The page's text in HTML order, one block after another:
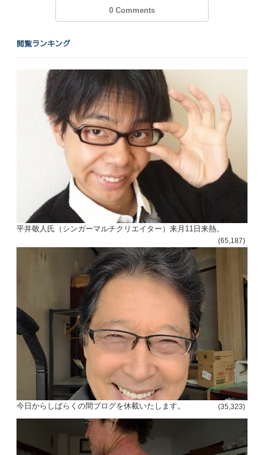
0 Comments
閲覧ランキング
平井敬人氏（シンガーマルチクリエイター）来月11日来熱。
(65,187)
今日からしばらくの間ブログを休載いたします。 (35,323)